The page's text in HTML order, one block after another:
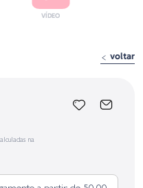
voltar
na